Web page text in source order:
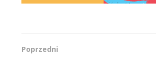
Poprzedni